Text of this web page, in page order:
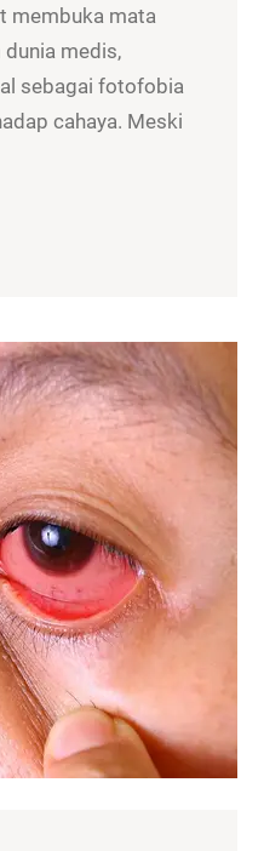
membuka mata
dunia medis,
sebagai fotofobia
cahaya. Meski